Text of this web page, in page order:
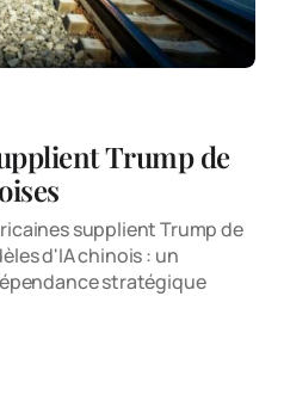
Trump de
supplient Trump de
d'IA chinois : un
stratégique